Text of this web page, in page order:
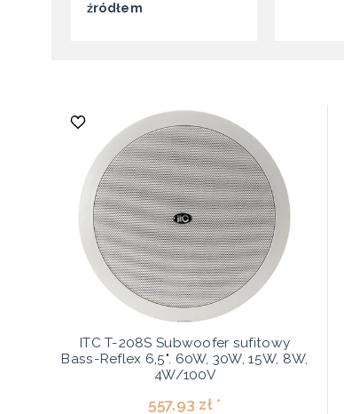
źródłem
ITC T-208S Subwoofer sufitowy
Bass-Reflex 6,5". 60W, 30W, 15W, 8W,
4W/100V
557,93 zł *